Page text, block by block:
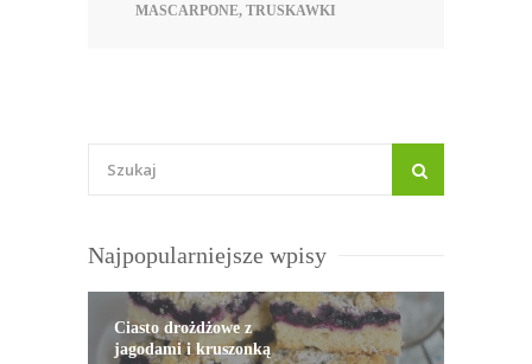
MASCARPONE, TRUSKAWKI
Najpopularniejsze wpisy
Ciasto drożdżowe z
jagodami i kruszonką